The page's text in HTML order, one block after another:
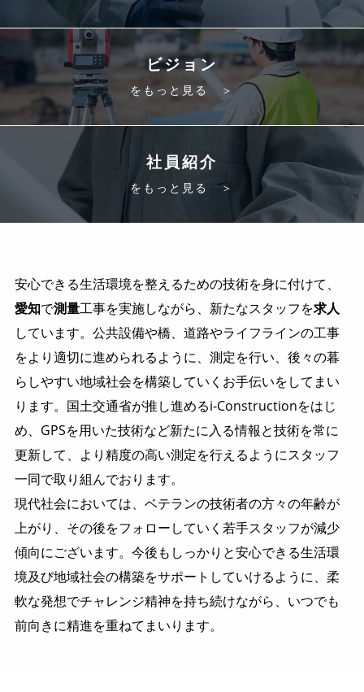
ビジョン
をもっと見る ＞
社員紹介
をもっと見る ＞
安心できる生活環境を整えるための技術を身に付けて、
愛知で測量工事を実施しながら、新たなスタッフを求人
しています。公共設備や橋、道路やライフラインの工事
をより適切に進められるように、測定を行い、後々の暮
らしやすい地域社会を構築していくお手伝いをしてまい
ります。国土交通省が推し進めるi-Constructionをはじ
め、GPSを用いた技術など新たに入る情報と技術を常に
更新して、より精度の高い測定を行えるようにスタッフ
一同で取り組んでおります。
現代社会においては、ベテランの技術者の方々の年齢が
上がり、その後をフォローしていく若手スタッフが減少
傾向にございます。今後もしっかりと安心できる生活環
境及び地域社会の構築をサポートしていけるように、柔
軟な発想でチャレンジ精神を持ち続けながら、いつでも
前向きに精進を重ねてまいります。